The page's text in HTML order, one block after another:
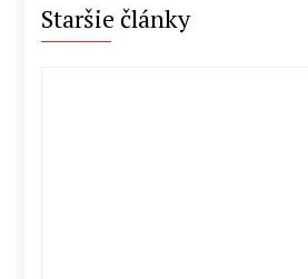
Staršie články